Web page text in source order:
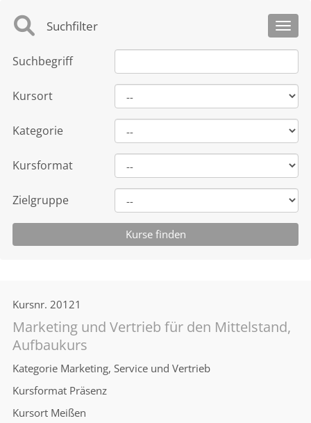
Suchfilter
Suchbegriff
Kursort
Kategorie
Kursformat
Zielgruppe
Kursnr. 20121
Marketing und Vertrieb für den Mittelstand,
Aufbaukurs
Kategorie Marketing, Service und Vertrieb
Kursformat Präsenz
Kursort Meißen